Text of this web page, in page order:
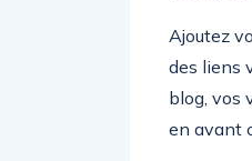
Ajoutez
des liens
blog, vos
en avant